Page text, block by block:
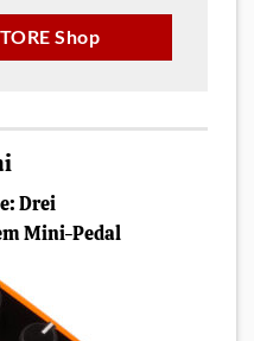
Shop
Drei
Mini-Pedal